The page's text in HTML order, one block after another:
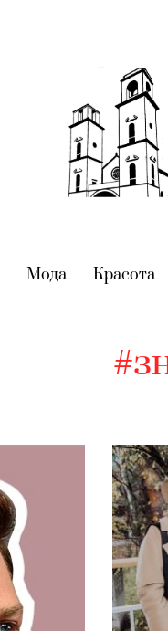
(current)
Мода(current)
Красота